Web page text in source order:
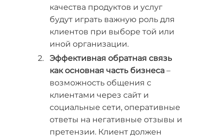
качества продуктов и услуг
будут играть важную роль для
клиентов при выборе той или
иной организации.
Эффективная обратная связь
как основная часть бизнеса –
возможность общения с
клиентами через сайт и
социальные сети, оперативные
ответы на негативные отзывы и
претензии. Клиент должен